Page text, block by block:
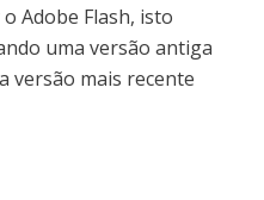
Adobe Flash, isto
uma versão antiga
versão mais recente